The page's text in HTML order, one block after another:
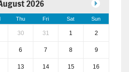
2026
Thu Fri Sat Sun
30 31 1 2
6 7 8 9
13 14 15 16